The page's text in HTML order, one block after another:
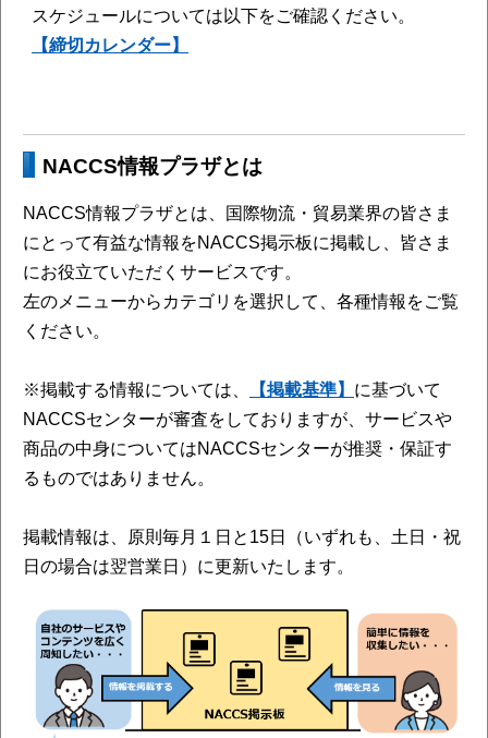
スケジュールについては以下をご確認ください。
【締切カレンダー】
NACCS情報プラザとは
NACCS情報プラザとは、国際物流・貿易業界の皆さま
にとって有益な情報をNACCS掲示板に掲載し、皆さま
にお役立ていただくサービスです。
左のメニューからカテゴリを選択して、各種情報をご覧
ください。
※掲載する情報については、 【掲載基準】 に基づいて
NACCSセンターが審査をしておりますが、サービスや
商品の中身についてはNACCSセンターが推奨・保証す
るものではありません。
掲載情報は、原則毎月１日と15日（いずれも、土日・祝
日の場合は翌営業日）に更新いたします。